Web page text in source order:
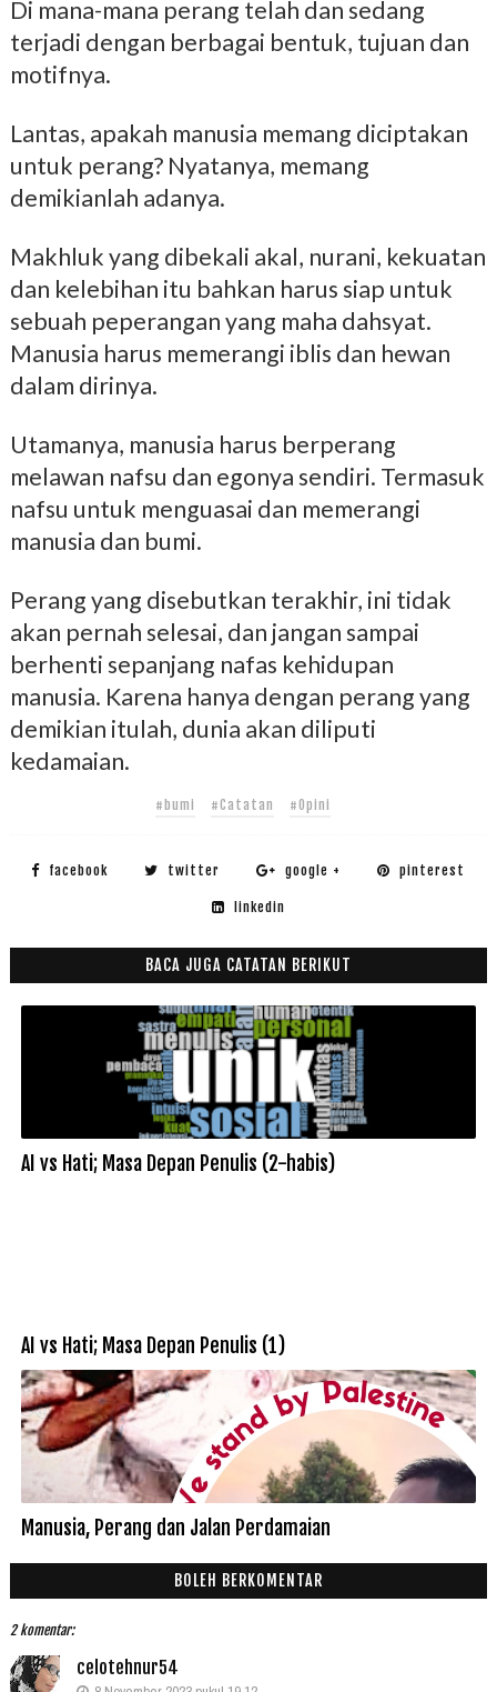
Di mana-mana perang telah dan sedang
terjadi dengan berbagai bentuk, tujuan dan
motifnya.
Lantas, apakah manusia memang diciptakan
untuk perang? Nyatanya, memang
demikianlah adanya.
Makhluk yang dibekali akal, nurani, kekuatan
dan kelebihan itu bahkan harus siap untuk
sebuah peperangan yang maha dahsyat.
Manusia harus memerangi iblis dan hewan
dalam dirinya.
Utamanya, manusia harus berperang
melawan nafsu dan egonya sendiri. Termasuk
nafsu untuk menguasai dan memerangi
manusia dan bumi.
Perang yang disebutkan terakhir, ini tidak
akan pernah selesai, dan jangan sampai
berhenti sepanjang nafas kehidupan
manusia. Karena hanya dengan perang yang
demikian itulah, dunia akan diliputi
kedamaian.
#bumi #Catatan #Opini
facebook twitter google + pinterest
linkedin
BACA JUGA CATATAN BERIKUT
AI vs Hati; Masa Depan Penulis (2-habis)
AI vs Hati; Masa Depan Penulis (1)
Manusia, Perang dan Jalan Perdamaian
BOLEH BERKOMENTAR
2 komentar:
celotehnur54